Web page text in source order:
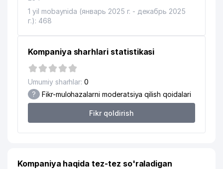
1 yil mobaynida (январь 2025 г. - декабрь 2025
г.): 468
Kompaniya sharhlari statistikasi
Umumiy sharhlar: 0
? Fikr-mulohazalarni moderatsiya qilish qoidalari
Fikr qoldirish
Kompaniya haqida tez-tez so'raladigan